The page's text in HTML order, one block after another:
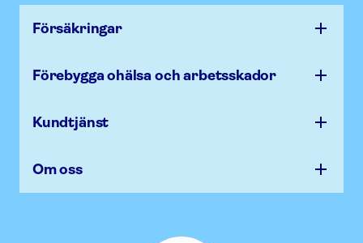
Försäk­ringar
Förebygga ohälsa och arbets­skador
Kundtjänst
Om oss